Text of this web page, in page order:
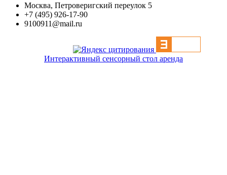
Москва, Петроверигский переулок 5
+7 (495) 926-17-90
9100911@mail.ru
Интерактивный сенсорный стол аренда